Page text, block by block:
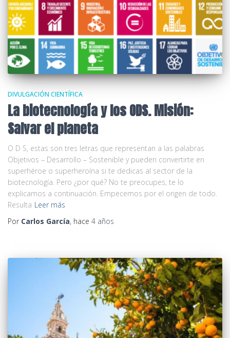
DIVULGACIÓN CIENTÍFICA
La biotecnología y los ODS. Misión:
Salvar el planeta
O D S, estas son tres letras que representan a las palabras
Objetivos – Desarrollo – Sostenible y pueden convertirte en
superhéroe o superheroína si te dedicas al sector de la
biotecnología. Pero ¿por qué? No te preocupes, te lo
explicamos a continuación. Empecemos por el origen de todo.
Resulta Leer más
Por Carlos García, hace 4 años